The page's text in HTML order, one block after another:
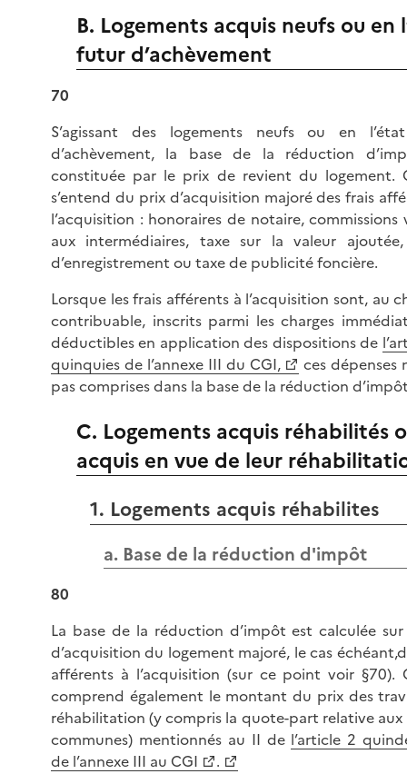
B. Logements acquis neufs ou en
futur d’achèvement
70
S’agissant des logements neufs ou en
d’achèvement, la base de la réduction
constituée par le prix de revient du logement.
s’entend du prix d’acquisition majoré des frais
l’acquisition : honoraires de notaire, commissions
aux intermédiaires, taxe sur la valeur
d’enregistrement ou taxe de publicité foncière.
Lorsque les frais afférents à l’acquisition sont, au
contribuable, inscrits parmi les charges
déductibles en application des dispositions de
quinquies de l’annexe III du CGI,
ces dépenses
pas comprises dans la base de la réduction
C. Logements acquis réhabilités
acquis en vue de leur
1. Logements acquis réhabilites
a. Base de la réduction d'impôt
80
La base de la réduction d’impôt est calculée
d’acquisition du logement majoré, le cas
afférents à l’acquisition (sur ce point voir §70).
comprend également le montant du prix des
réhabilitation (y compris la quote-part relative aux
communes) mentionnés au II de l’article 2
de l’annexe III au CGI
.